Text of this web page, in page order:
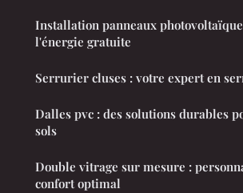
Installation panneaux
l'énergie gratuite
Serrurier cluses : votre expert en
Dalles pvc : des solutions durables
sols
Double vitrage sur mesure :
confort optimal